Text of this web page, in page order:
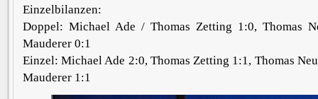
Einzelbilanzen:
Doppel: Michael Ade / Thomas Zetting 1:0, Thomas
Mauderer 0:1
Einzel: Michael Ade 2:0, Thomas Zetting 1:1, Thomas
Mauderer 1:1